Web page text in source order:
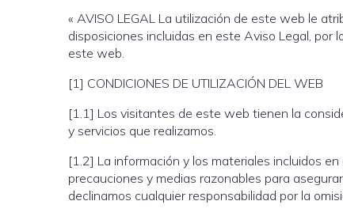
« AVISO LEGAL La utilización de este web le
disposiciones incluidas en este Aviso Legal, por
este web.
[1] CONDICIONES DE UTILIZACIÓN DEL WEB
[1.1] Los visitantes de este web tienen la
y servicios que realizamos.
[1.2] La información y los materiales incluidos
precauciones y medias razonables para
declinamos cualquier responsabilidad por la